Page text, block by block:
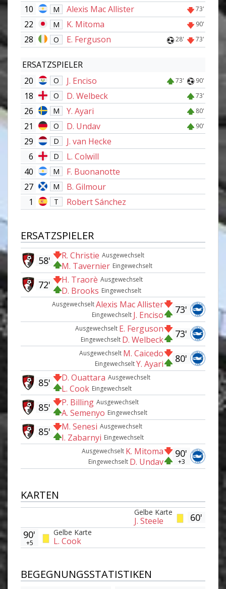
10
M Alexis Mac Allister 73'
22 M K. Mitoma 90'
28 O E. Ferguson 28' 73'
ERSATZSPIELER
20
O J. Enciso 73' 90'
18 O D. Welbeck 73'
26 M Y. Ayari 80'
21 O D. Undav 90'
29 D
J. van Hecke
6
D
L. Colwill
40
M
F. Buonanotte
27
M
B. Gilmour
1
T Robert Sánchez
ERSATZSPIELER
Ausgewechselt
R. Christie
Eingewechselt
M. Tavernier
58'
Ausgewechselt
H. Traorè
Eingewechselt
D. Brooks
72'
73'
AusgewechseltAlexis Mac Allister
Eingewechselt J. Enciso
73'
Ausgewechselt E. Ferguson
Eingewechselt D. Welbeck
80'
Ausgewechselt M. Caicedo
EingewechseltY. Ayari
Ausgewechselt
D. Ouattara
Eingewechselt
L. Cook
85'
Ausgewechselt
P. Billing
Eingewechselt
A. Semenyo
85'
Ausgewechselt
M. Senesi
Eingewechselt
I. Zabarnyi
85'
90'
+3
Ausgewechselt K. Mitoma
Eingewechselt D. Undav
KARTEN
60'
Gelbe Karte
J. Steele
Gelbe Karte
L. Cook
90'
+5
BEGEGNUNGSSTATISTIKEN